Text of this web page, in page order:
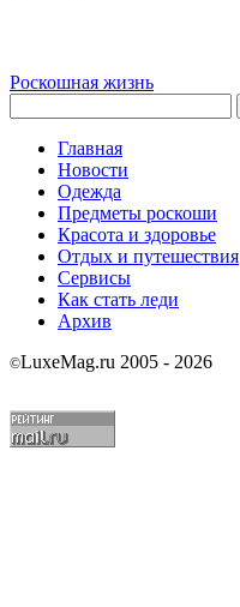
Роскошная жизнь
Главная
Новости
Одежда
Предметы роскоши
Красота и здоровье
Отдых и путешествия
Сервисы
Как стать леди
Архив
©LuxeMag.ru 2005 - 2026